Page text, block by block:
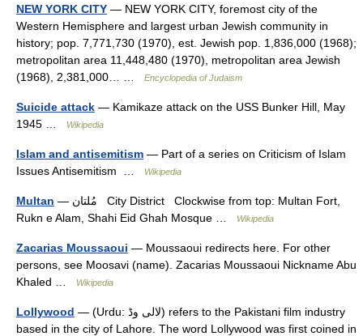
NEW YORK CITY — NEW YORK CITY, foremost city of the
Western Hemisphere and largest urban Jewish community in
history; pop. 7,771,730 (1970), est. Jewish pop. 1,836,000 (1968);
metropolitan area 11,448,480 (1970), metropolitan area Jewish
(1968), 2,381,000… …
Encyclopedia of Judaism
Suicide attack — Kamikaze attack on the USS Bunker Hill, May
1945 …
Wikipedia
Islam and antisemitism — Part of a series on Criticism of Islam
Issues Antisemitism …
Wikipedia
Multan — مُلتان City District Clockwise from top: Multan Fort,
Rukn e Alam, Shahi Eid Ghah Mosque …
Wikipedia
Zacarias Moussaoui — Moussaoui redirects here. For other
persons, see Moosavi (name). Zacarias Moussaoui Nickname Abu
Khaled …
Wikipedia
Lollywood — (Urdu: لالی وڈ) refers to the Pakistani film industry
based in the city of Lahore. The word Lollywood was first coined in